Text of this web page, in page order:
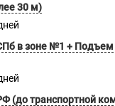
30 м)
в зоне №1 + Подъем
(до транспортной